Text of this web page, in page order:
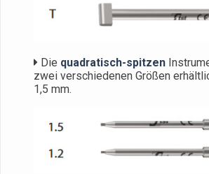
Die quadratisch-spitzen
zwei verschiedenen Größen
1,5 mm.